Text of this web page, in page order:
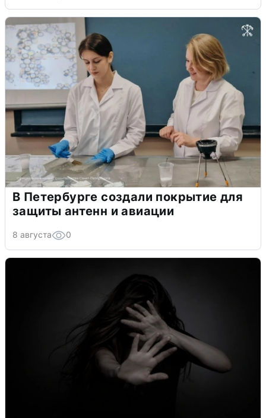
В Петербурге создали покрытие для
защиты антенн и авиации
8 августа 0